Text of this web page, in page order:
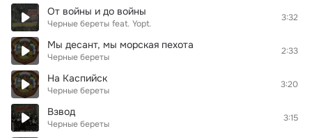
От войны и до войны
Черные береты feat. Yopt.
3:32
Мы десант, мы морская пехота
Черные береты
2:33
На Каспийск
Черные береты
3:20
Взвод
Черные береты
3:15